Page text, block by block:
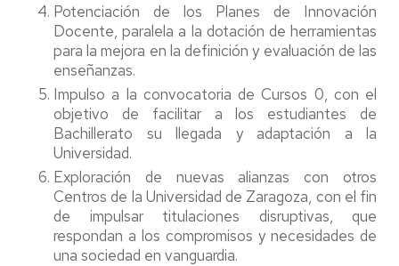
Potenciación de los Planes de Innovación
Docente, paralela a la dotación de herramientas
para la mejora en la definición y evaluación de las
enseñanzas.
Impulso a la convocatoria de Cursos 0, con el
objetivo de facilitar a los estudiantes de
Bachillerato su llegada y adaptación a la
Universidad.
Exploración de nuevas alianzas con otros
Centros de la Universidad de Zaragoza, con el fin
de impulsar titulaciones disruptivas, que
respondan a los compromisos y necesidades de
una sociedad en vanguardia.